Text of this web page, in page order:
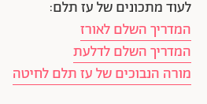
לעוד מתכונים של עז תלם:
המדריך השלם לאורז
המדריך השלם לדלעת
מורה הנבוכים של עז תלם לחיטה